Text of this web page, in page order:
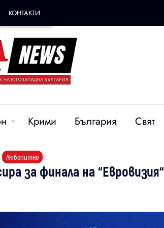
КОНТАКТИ
Крими България Свят
Любопитно
за финала на “Евровизия“